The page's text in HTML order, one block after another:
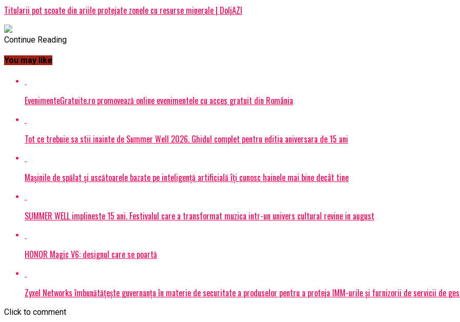
Titularii pot scoate din ariile protejate zonele cu resurse minerale | DoljAZI
Continue Reading
You may like
EvenimenteGratuite.ro promovează online evenimentele cu acces gratuit din România
Tot ce trebuie sa stii inainte de Summer Well 2026. Ghidul complet pentru editia aniversara de 15 ani
Mașinile de spălat și uscătoarele bazate pe inteligență artificială îți cunosc hainele mai bine decât tine
SUMMER WELL implineste 15 ani. Festivalul care a transformat muzica intr-un univers cultural revine in august
HONOR Magic V6: designul care se poartă
Zyxel Networks îmbunătățește guvernanța în materie de securitate a produselor pentru a proteja IMM-urile și furnizorii de servicii de
Click to comment